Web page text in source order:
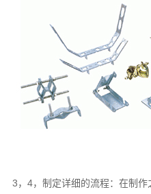
3，4，制定详细的流程：在制